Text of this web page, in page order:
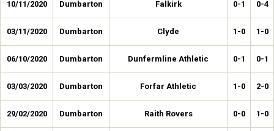
10/11/2020 Dumbarton Falkirk 0-1 0-4
03/11/2020 Dumbarton Clyde 1-0 1-0
06/10/2020 Dumbarton Dunfermline Athletic 0-1 0-1
03/03/2020 Dumbarton Forfar Athletic 1-0 2-0
29/02/2020 Dumbarton Raith Rovers 0-0 1-0